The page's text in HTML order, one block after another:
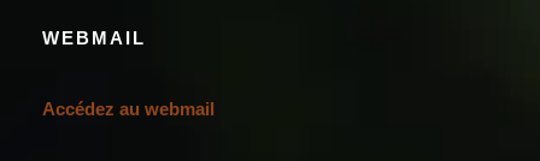
WEBMAIL
Accédez au webmail